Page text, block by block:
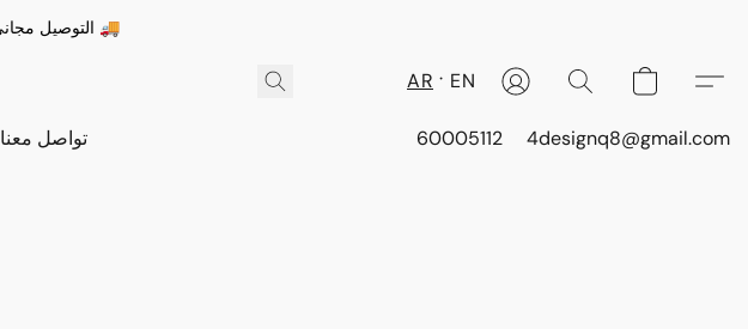
التوصيل مجاني للطلبات بقيمة 15 دينار فما فوق 🚚
AR EN
تواصل معنا 60005112 4designq8@gmail.com